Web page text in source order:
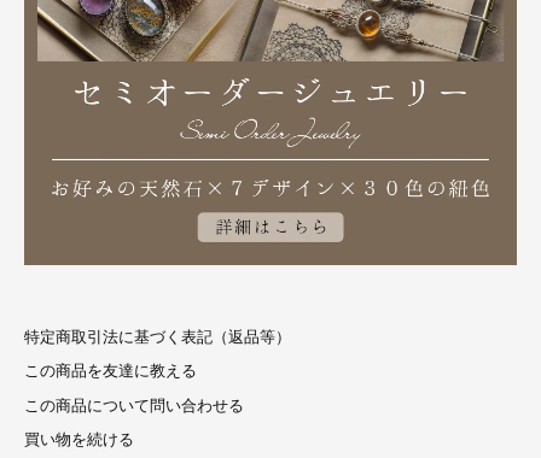
特定商取引法に基づく表記（返品等）
この商品を友達に教える
この商品について問い合わせる
買い物を続ける